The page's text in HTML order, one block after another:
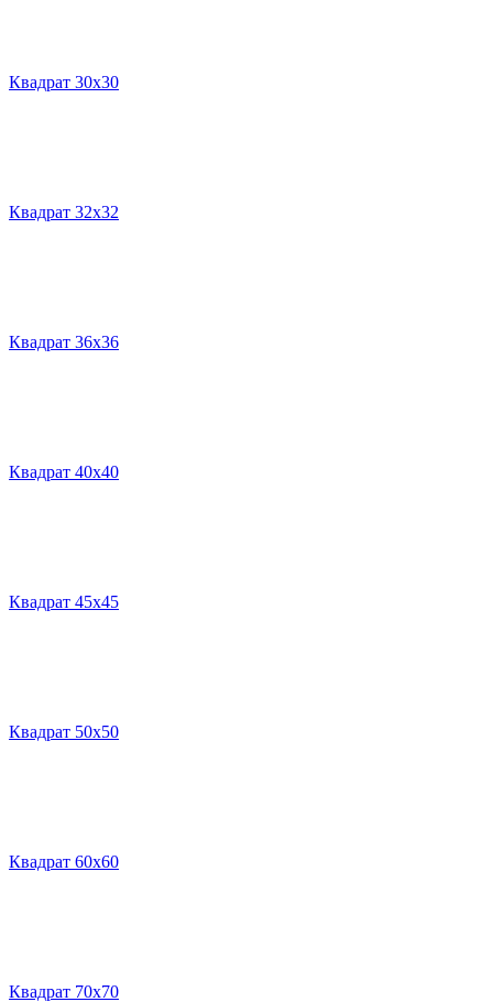
Квадрат 30х30
Квадрат 32х32
Квадрат 36х36
Квадрат 40х40
Квадрат 45х45
Квадрат 50х50
Квадрат 60х60
Квадрат 70х70